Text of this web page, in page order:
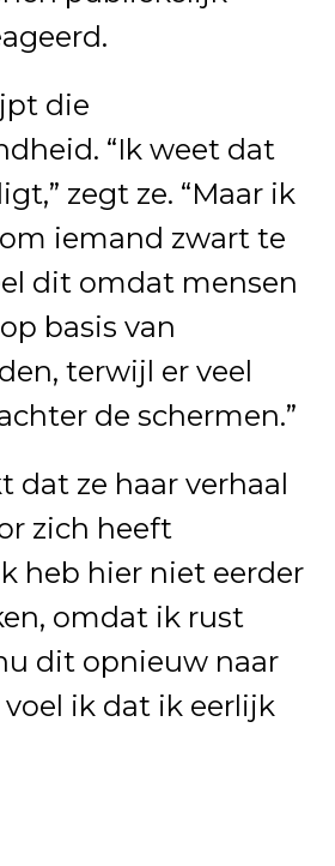
die
“Ik weet dat
zegt ze. “Maar ik
iemand zwart te
dit omdat mensen
basis van
terwijl er veel
de schermen.”
dat ze haar verhaal
zich heeft
heb hier niet eerder
omdat ik rust
dit opnieuw naar
ik dat ik eerlijk